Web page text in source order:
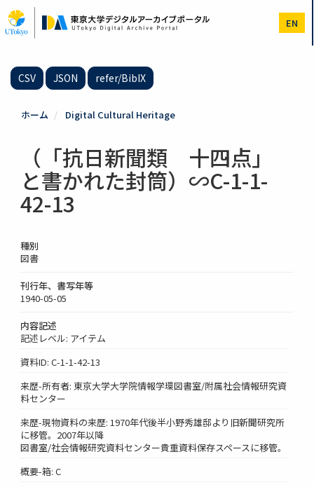
イ
ン
EN
CSV JSON refer/BibIX
ホーム Digital Cultural Heritage
（「抗日新聞類 十四点」
と書かれた封筒）∽C-1-1-
42-13
種別
図書
刊行年、書写年等
1940-05-05
内容記述
記述レベル: アイテム
資料ID: C-1-1-42-13
来歴-所有者: 東京大学大学院情報学環図書室/附属社会情報研究資
料センター
来歴-現物資料の来歴: 1970年代後半小野秀雄邸より旧新聞研究所
に移管。2007年以降
図書室/社会情報研究資料センター貴重資料保存スペースに移管。
概要-箱: C